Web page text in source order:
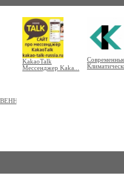
KakaoTalk
Мессенджер Kaka...